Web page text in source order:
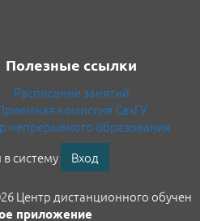
Полезные ссылки
Расписание занятий
комиссия СахГУ
непрерывного образования
систему
Вход
Центр дистанционного
приложение